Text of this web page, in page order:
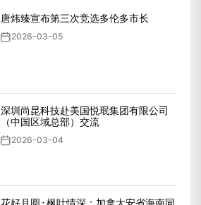
唐炜臻宣布第三次竞选多伦多市长
2026-03-05
深圳尚昆科技赴美国悦珉集团有限公司
（中国区域总部）交流
2026-03-04